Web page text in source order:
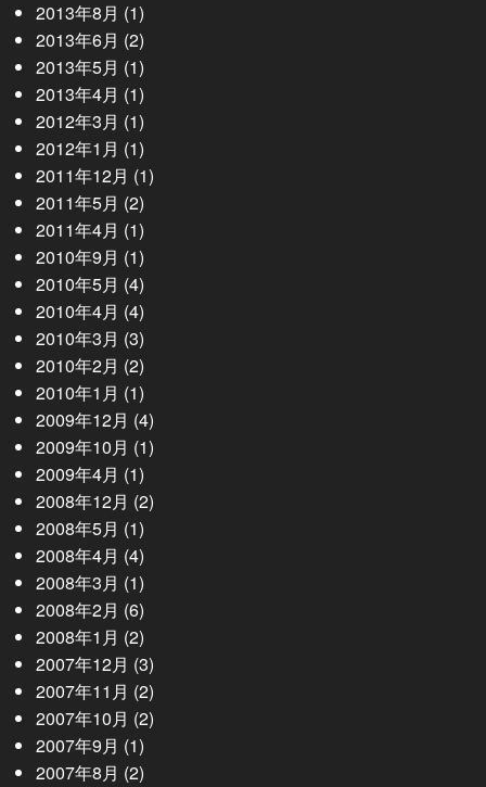
2013年8月 (1)
2013年6月 (2)
2013年5月 (1)
2013年4月 (1)
2012年3月 (1)
2012年1月 (1)
2011年12月 (1)
2011年5月 (2)
2011年4月 (1)
2010年9月 (1)
2010年5月 (4)
2010年4月 (4)
2010年3月 (3)
2010年2月 (2)
2010年1月 (1)
2009年12月 (4)
2009年10月 (1)
2009年4月 (1)
2008年12月 (2)
2008年5月 (1)
2008年4月 (4)
2008年3月 (1)
2008年2月 (6)
2008年1月 (2)
2007年12月 (3)
2007年11月 (2)
2007年10月 (2)
2007年9月 (1)
2007年8月 (2)